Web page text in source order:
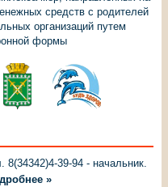
средств с родителей
организаций путем
формы
8(34342)4-39-94 - начальник.
»